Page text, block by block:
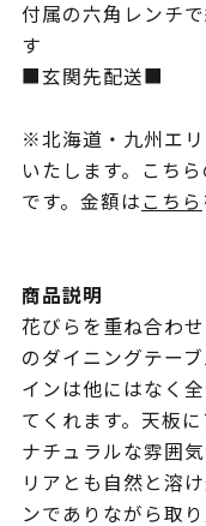
付属の六角レンチ
す
■玄関先配送■
※北海道・九州エ
いたします。こち
です。金額はこちら
商品説明
花びらを重ね合わ
のダイニングテー
インは他にはなく
てくれます。天板
ナチュラルな雰囲
リアとも自然と溶
ンでありながら取